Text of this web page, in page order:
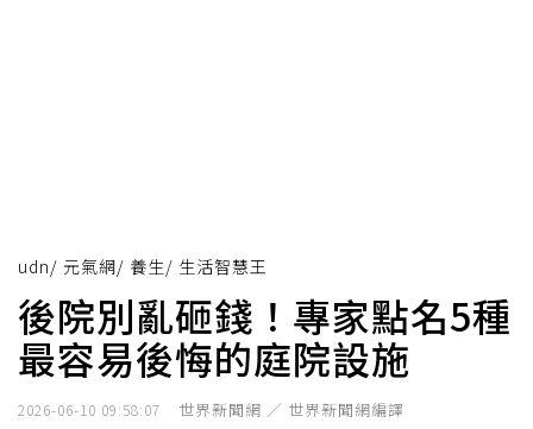
udn/ 元氣網/ 養生/ 生活智慧王
後院別亂砸錢！專家點名5種
最容易後悔的庭院設施
2026-06-10 09:58:07 世界新聞網 ／ 世界新聞網編譯